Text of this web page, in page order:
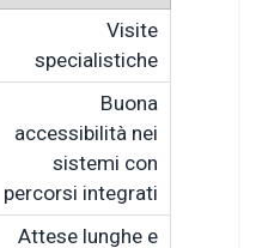
Visite
specialistiche
Buona
accessibilità nei
sistemi con
percorsi integrati
Attese lunghe e